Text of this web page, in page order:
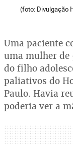
(foto: Divulgação
Uma paciente
uma mulher de
do filho
paliativos do
Paulo. Havia
poderia ver a